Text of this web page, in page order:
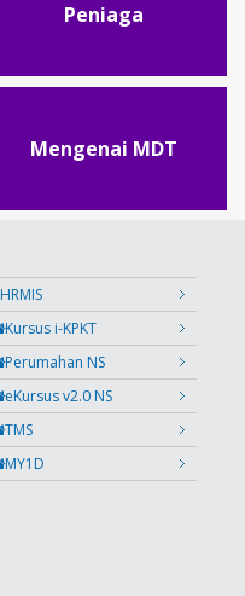
Peniaga
Mengenai MDT
HRMIS
Kursus i-KPKT
Perumahan NS
eKursus v2.0 NS
TMS
MY1D